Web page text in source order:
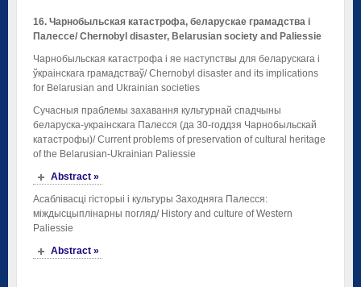
16. Чарнобыльская катастрофа, беларускае грамадства і
Палессе/ Chernobyl disaster, Belarusian society and Paliessie
Чарнобыльская катастрофа і яе наступствы для беларускага і
ўкраінскага грамадстваў/ Chernobyl disaster and its implications
for Belarusian and Ukrainian societies
Сучасныя праблемы захавання культурнай спадчыны
беларуска-украінскага Палесся (да 30-годдзя Чарнобыльскай
катастрофы)/ Current problems of preservation of cultural heritage
of the Belarusian-Ukrainian Paliessie
Abstract »
Асаблівасці гісторыі і культуры Заходняга Палесся:
міждысцыплінарны погляд/ History and culture of Western
Paliessie
Abstract »